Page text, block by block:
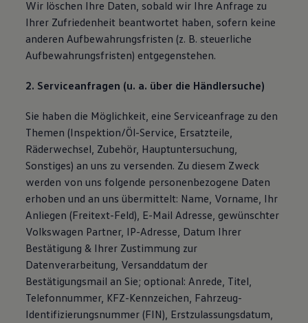
Wir löschen Ihre Daten, sobald wir Ihre Anfrage zu
Ihrer Zufriedenheit beantwortet haben, sofern keine
anderen Aufbewahrungsfristen (z. B. steuerliche
Aufbewahrungsfristen) entgegenstehen.
2. Serviceanfragen (u. a. über die Händlersuche)
Sie haben die Möglichkeit, eine Serviceanfrage zu den
Themen (Inspektion/Öl-Service, Ersatzteile,
Räderwechsel, Zubehör, Hauptuntersuchung,
Sonstiges) an uns zu versenden. Zu diesem Zweck
werden von uns folgende personenbezogene Daten
erhoben und an uns übermittelt: Name, Vorname, Ihr
Anliegen (Freitext-Feld), E-Mail Adresse, gewünschter
Volkswagen Partner, IP-Adresse, Datum Ihrer
Bestätigung & Ihrer Zustimmung zur
Datenverarbeitung, Versanddatum der
Bestätigungsmail an Sie; optional: Anrede, Titel,
Telefonnummer, KFZ-Kennzeichen, Fahrzeug-
Identifizierungsnummer (FIN), Erstzulassungsdatum,